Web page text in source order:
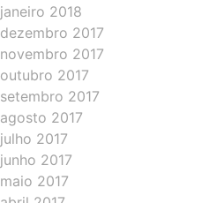
janeiro 2018
dezembro 2017
novembro 2017
outubro 2017
setembro 2017
agosto 2017
julho 2017
junho 2017
maio 2017